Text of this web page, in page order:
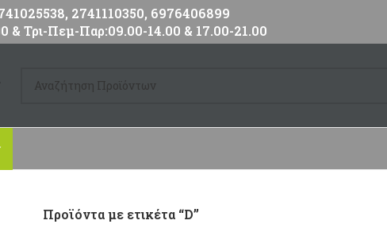
2741110350, 6976406899
& Τρι-Πεμ-Παρ:09.00-14.00 & 17.00-21.00
Προϊόντα με ετικέτα “D”